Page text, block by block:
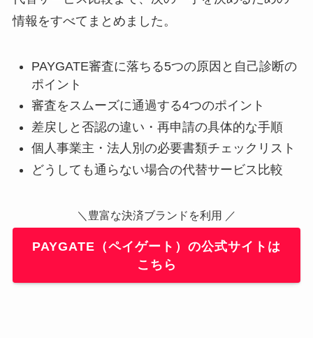
情報をすべてまとめました。
PAYGATE審査に落ちる5つの原因と自己診断の
ポイント
審査をスムーズに通過する4つのポイント
差戻しと否認の違い・再申請の具体的な手順
個人事業主・法人別の必要書類チェックリスト
どうしても通らない場合の代替サービス比較
＼豊富な決済ブランドを利用 ／
PAYGATE（ペイゲート）の公式サイトは
こちら